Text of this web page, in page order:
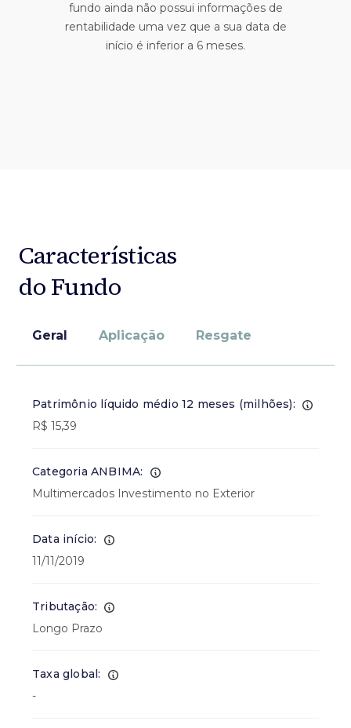
fundo ainda não possui informações de
rentabilidade uma vez que a sua data de
início é inferior a 6 meses.
Características
do Fundo
Geral Aplicação Resgate
Patrimônio líquido médio 12 meses (milhões):
R$ 15,39
Categoria ANBIMA:
Multimercados Investimento no Exterior
Data início:
11/11/2019
Tributação:
Longo Prazo
Taxa global:
-